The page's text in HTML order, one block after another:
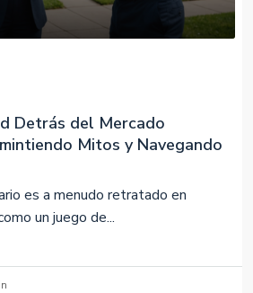
Detrás del Mercado
Mitos y Navegando
es a menudo retratado en
un juego de...